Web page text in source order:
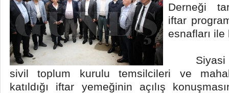
Derneği
iftar
esnafları
Siyasi
sivil toplum kurulu temsilcileri ve
katıldığı iftar yemeğinin açılış